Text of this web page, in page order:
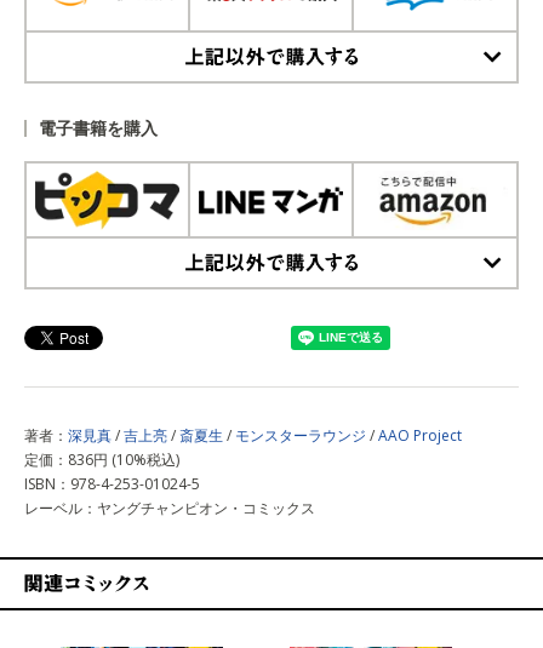
電子書籍を購入
著者： 深見真/吉上亮/斎夏生/ モンスターラウンジ /AAO Project
定価：836円 (10%税込)
ISBN：978-4-253-01024-5
レーベル：ヤングチャンピオン・コミックス